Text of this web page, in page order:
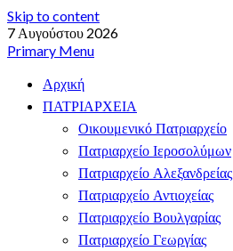
Skip to content
7 Αυγούστου 2026
Primary Menu
Αρχική
ΠΑΤΡΙΑΡΧΕΙΑ
Οικουμενικό Πατριαρχείο
Πατριαρχείο Ιεροσολύμων
Πατριαρχείο Αλεξανδρείας
Πατριαρχείο Αντιοχείας
Πατριαρχείο Βουλγαρίας
Πατριαρχείο Γεωργίας